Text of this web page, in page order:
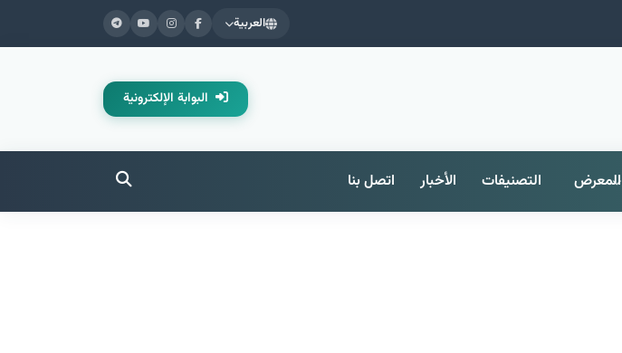
العربية
البوابة الإلكترونية
المعرض التصنيفات الأخبار اتصل بنا